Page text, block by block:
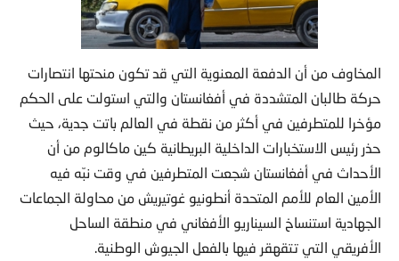
المخاوف من أن الدفعة المعنوية التي قد تكون منحتها انتصارات
حركة طالبان المتشددة في أفغانستان والتي استولت على الحكم
مؤخرا للمتطرفين في أكثر من نقطة في العالم باتت جدية، حيث
حذر رئيس الاستخبارات الداخلية البريطانية كين ماكالوم من أن
الأحداث في أفغانستان شجعت المتطرفين في وقت نبّه فيه
الأمين العام للأمم المتحدة أنطونيو غوتيريش من محاولة الجماعات
الجهادية استنساخ السيناريو الأفغاني في منطقة الساحل
الأفريقي التي تتقهقر فيها بالفعل الجيوش الوطنية.